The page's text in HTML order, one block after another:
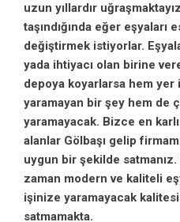
uzun yıllardır
taşındığında eğer eşyaları
değiştirmek istiyorlar.
yada ihtiyacı olan birine
depoya koyarlarsa hem
yaramayan bir şey hem de
yaramayacak. Bizce en
alanlar Gölbaşı gelip
uygun bir şekilde
zaman modern ve kaliteli
işinize yaramayacak
satmamakta.